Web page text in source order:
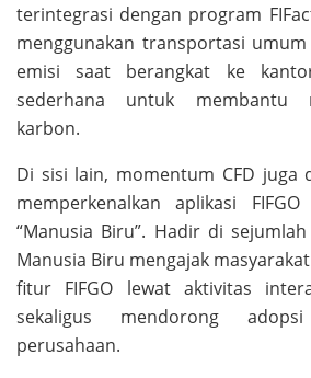
terintegrasi dengan program
menggunakan transportasi
emisi saat berangkat ke
sederhana untuk membantu
karbon.
Di sisi lain, momentum CFD juga
memperkenalkan aplikasi
“Manusia Biru”. Hadir di
Manusia Biru mengajak
fitur FIFGO lewat aktivitas
sekaligus mendorong
perusahaan.